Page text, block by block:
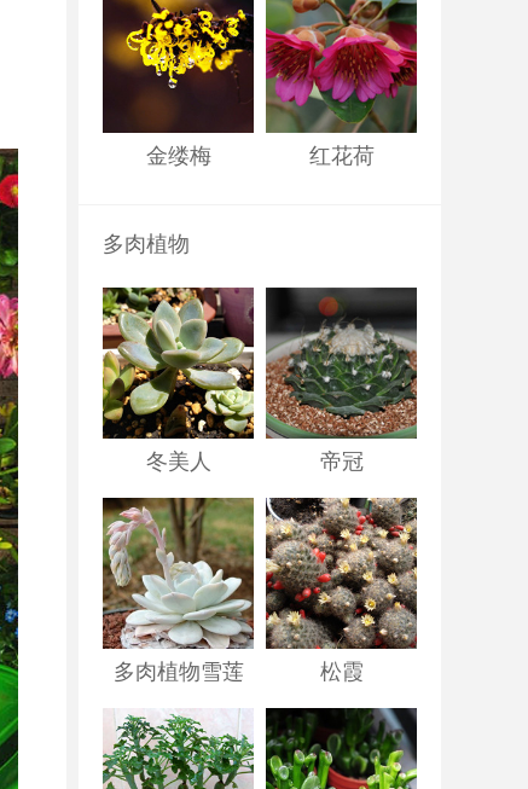
金缕梅 红花荷
多肉植物
冬美人 帝冠
多肉植物雪莲 松霞